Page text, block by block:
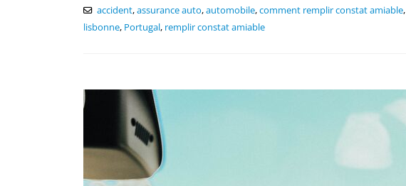
accident,assurance auto,automobile,comment remplir constat amiable,
lisbonne, Portugal, remplir constat amiable